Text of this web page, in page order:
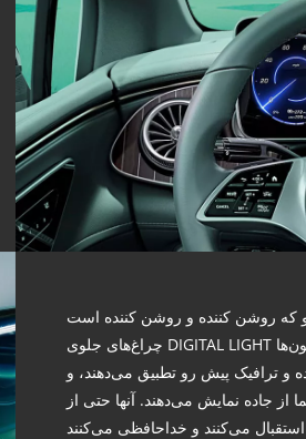
چراغ‌های جلوی DIGITAL LIGHT موجود دقیقاً جاده را از طریق میلیون‌ها
و ترافیک پیش رو تطبیق می‌دهند، و
از جاده نمایش می‌دهند. آنها حتی از